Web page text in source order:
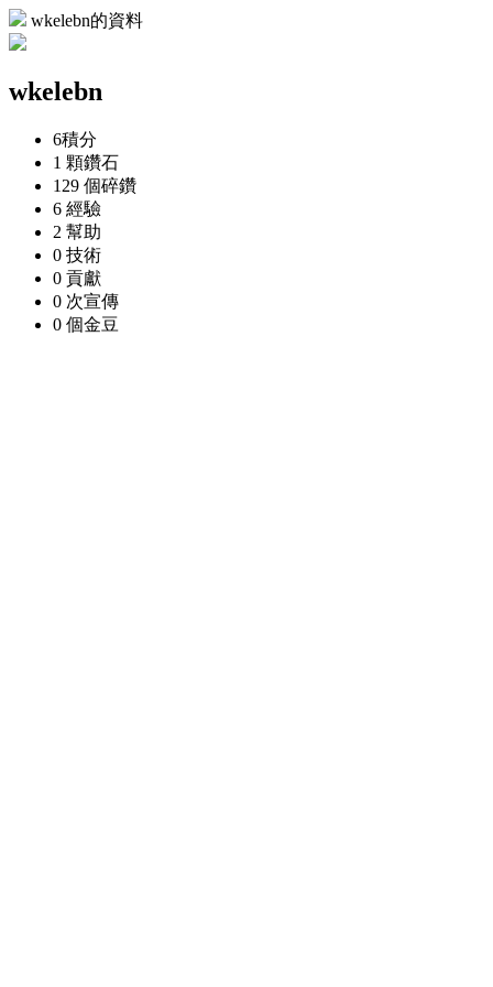
wkelebn的資料
wkelebn
6積分
1 顆鑽石
129 個碎鑽
6 經驗
2 幫助
0 技術
0 貢獻
0 次宣傳
0 個金豆